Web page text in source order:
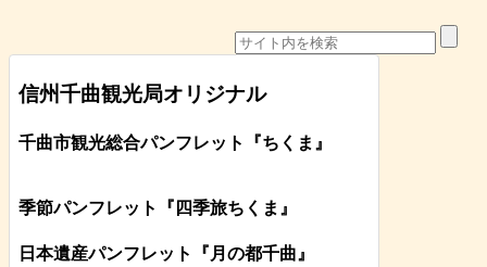
信州千曲観光局オリジナル
千曲市観光総合パンフレット 『ちくま 』
季節パンフレット『四季旅ちくま』
日本遺産パンフレット 『月の都千曲 』